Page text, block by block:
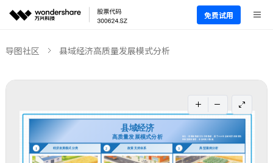
免费试用
导图社区 县域经济高质量发展模式分析